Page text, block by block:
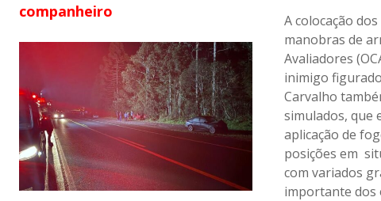
companheiro
A colocação
manobras de
Avaliadores
inimigo
Carvalho
simulados, que
aplicação de
posições em
com variados
importante dos